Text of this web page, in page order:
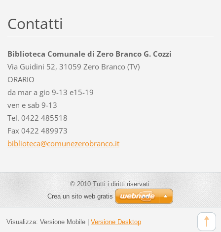
Contatti
Biblioteca Comunale di Zero Branco G. Cozzi
Via Guidini 52, 31059 Zero Branco (TV)
ORARIO
da mar a gio 9-13 e15-19
ven e sab 9-13
Tel. 0422 485518
Fax 0422 489973
biblioteca@comunezerobranco.it
© 2010 Tutti i diritti riservati.
Crea un sito web gratis
Visualizza: Versione Mobile| Versione Desktop